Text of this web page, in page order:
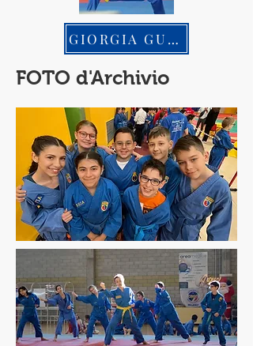
GIORGIA GUZZI
FOTO d'Archivio